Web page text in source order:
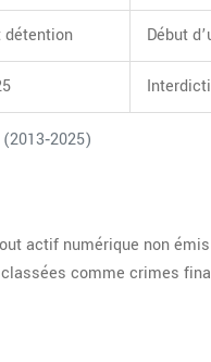
détention Début
actif numérique non
comme crimes